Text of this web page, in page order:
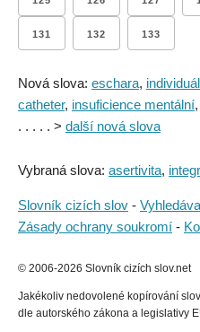
131 132 133
Nová slova: eschara,
catheter, insuficience mentální,
. . . . . > další nová slova
Vybraná slova: asertivita,
Slovník cizích slov -
Zásady ochrany soukromí -
© 2006-2026 Slovník cizích slov.net
Jakékoliv nedovolené kopírování
dle autorského zákona a legislativy